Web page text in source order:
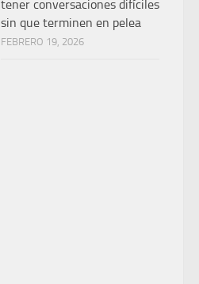
tener conversaciones difíciles
sin que terminen en pelea
FEBRERO 19, 2026